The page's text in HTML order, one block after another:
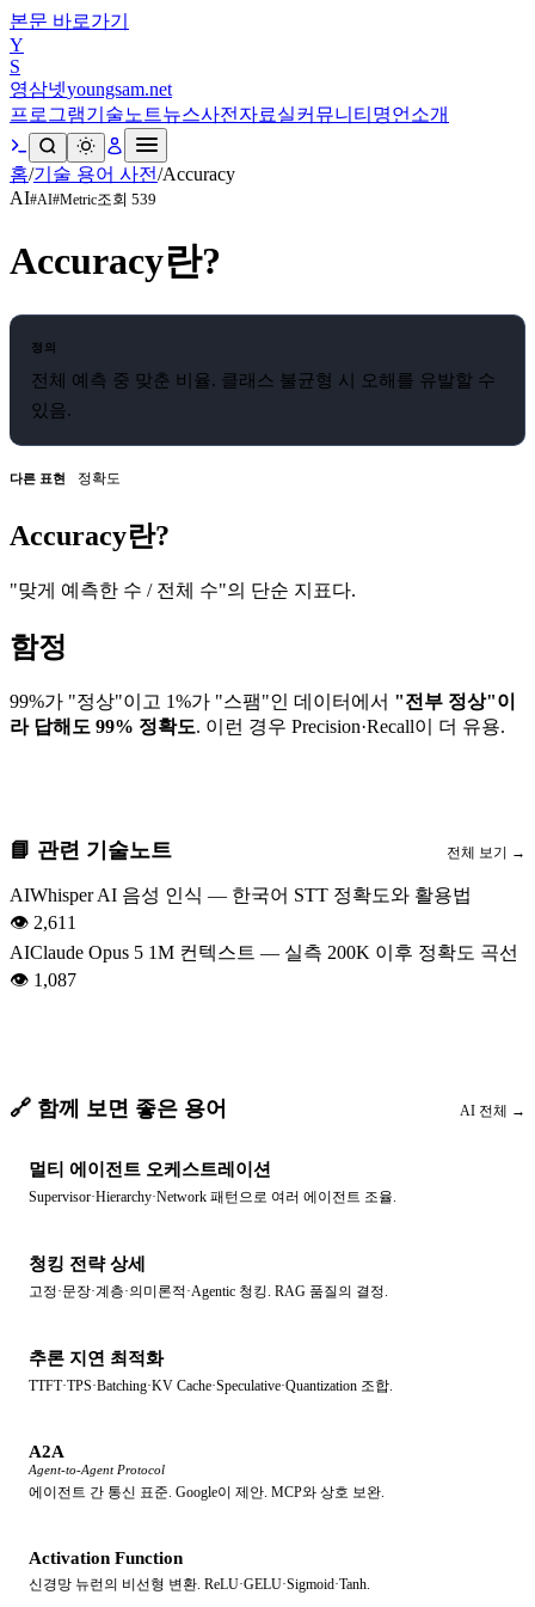
본문 바로가기
Y
S
영삼넷youngsam.net
프로그램기술노트뉴스사전 자료실커뮤니티 명언 소개
홈/기술 용어 사전/Accuracy
AI#AI#Metric조회 539
Accuracy란?
정의
전체 예측 중 맞춘 비율. 클래스 불균형 시 오해를 유발할 수
있음.
다른 표현 정확도
Accuracy란?
"맞게 예측한 수 / 전체 수"의 단순 지표다.
함정
99%가 "정상"이고 1%가 "스팸"인 데이터에서 "전부 정상"이
라 답해도 99% 정확도. 이런 경우 Precision·Recall이 더 유용.
📘 관련 기술노트 전체 보기 →
AIWhisper AI 음성 인식 — 한국어 STT 정확도와 활용법
👁 2,611
AIClaude Opus 5 1M 컨텍스트 — 실측 200K 이후 정확도 곡선
👁 1,087
🔗 함께 보면 좋은 용어 AI 전체 →
멀티 에이전트 오케스트레이션
Supervisor·Hierarchy·Network 패턴으로 여러 에이전트 조율.
청킹 전략 상세
고정·문장·계층·의미론적·Agentic 청킹. RAG 품질의 결정.
추론 지연 최적화
TTFT·TPS·Batching·KV Cache·Speculative·Quantization 조합.
A2A
Agent-to-Agent Protocol
에이전트 간 통신 표준. Google이 제안. MCP와 상호 보완.
Activation Function
신경망 뉴런의 비선형 변환. ReLU·GELU·Sigmoid·Tanh.